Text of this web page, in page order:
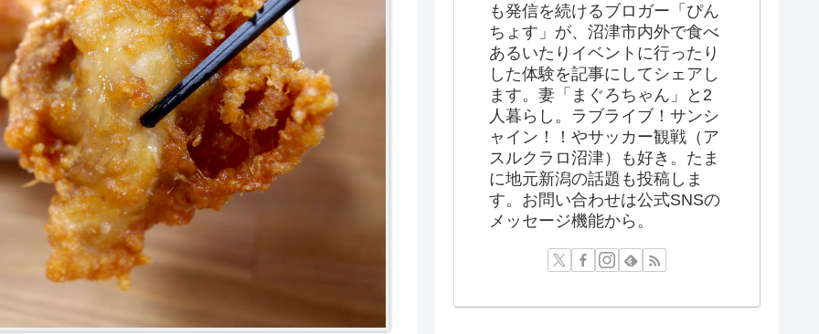
も発信を続けるブロガー「ぴん
ちょす」が、沼津市内外で食べ
あるいたりイベントに行ったり
した体験を記事にしてシェアし
ます。妻「まぐろちゃん」と2
人暮らし。ラブライブ！サンシ
ャイン！！やサッカー観戦（ア
スルクラロ沼津）も好き。たま
に地元新潟の話題も投稿しま
す。お問い合わせは公式SNSの
メッセージ機能から。